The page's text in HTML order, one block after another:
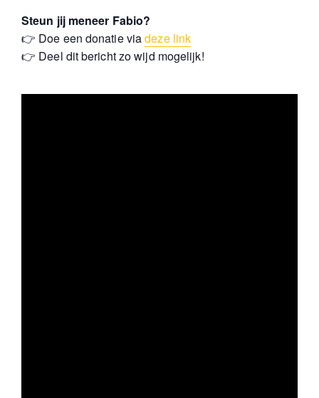
Steun jij meneer Fabio?
👉 Doe een donatie viadeze link
👉 Deel dit bericht zo wijd mogelijk!